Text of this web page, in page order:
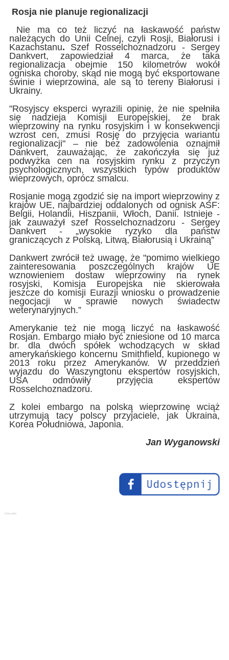
Rosja nie planuje regionalizacji
Nie ma co też liczyć na łaskawość państw
należących do Unii Celnej, czyli Rosji, Białorusi i
Kazachstanu. Szef
Rosselchoznadzoru - Sergey
Dankvert, zapowiedział 4 marca, że taka
regionalizacja obejmie 150 kilometrów wokół
ogniska choroby, skąd nie mogą być eksportowane
świnie i wieprzowina, ale są to tereny Białorusi i
Ukrainy.
"Rosyjscy eksperci wyrazili opinię, że nie spełniła
się nadzieja Komisji Europejskiej, że brak
wieprzowiny na rynku rosyjskim i w konsekwencji
wzrost cen, zmusi Rosję do przyjęcia wariantu
regionalizacji" – nie bez zadowolenia oznajmił
Dankvert, zauważając, że zakończyła się już
podwyżka cen na rosyjskim rynku z przyczyn
psychologicznych, wszystkich typów produktów
wieprzowych, oprócz smalcu.
Rosjanie mogą zgodzić się na import wieprzowiny z
krajów UE, najbardziej oddalonych od ognisk ASF:
Belgii, Holandii, Hiszpanii, Włoch, Danii. Istnieje -
jak zauważył szef
Rosselchoznadzoru - Sergey
Dankvert - „wysokie ryzyko dla państw
graniczących z Polską, Litwą, Białorusią i Ukrainą”
Dankwert zwrócił też uwagę, że "pomimo wielkiego
zainteresowania poszczególnych krajów UE
wznowieniem dostaw wieprzowiny na rynek
rosyjski, Komisja Europejska nie skierowała
jeszcze do komisji Eurazji wniosku o prowadzenie
negocjacji w sprawie nowych świadectw
weterynaryjnych.”
Amerykanie też nie mogą liczyć na łaskawość
Rosjan. Embargo miało być zniesione od 10 marca
br. dla dwóch spółek wchodzących w skład
amerykańskiego koncernu Smithfield, kupionego w
2013 roku przez Amerykanów. W przeddzień
wyjazdu do Waszyngtonu ekspertów rosyjskich,
USA odmówiły przyjęcia ekspertów
Rosselchoznadzoru.
Z kolei embargo na polską wieprzowinę wciąż
utrzymują tacy polscy przyjaciele, jak Ukraina,
Korea Południowa, Japonia.
Jan Wyganowski